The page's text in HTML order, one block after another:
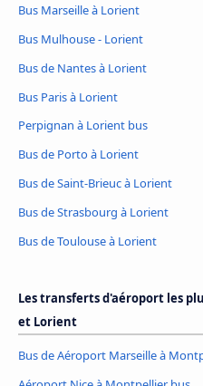
Bus Marseille à Lorient
Bus Mulhouse - Lorient
Bus de Nantes à Lorient
Bus Paris à Lorient
Perpignan à Lorient bus
Bus de Porto à Lorient
Bus de Saint-Brieuc à Lorient
Bus de Strasbourg à Lorient
Bus de Toulouse à Lorient
Les transferts d'aéroport les
et Lorient
Bus de Aéroport Marseille à